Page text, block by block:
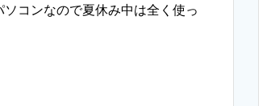
コンなので夏休み中は全く使っ